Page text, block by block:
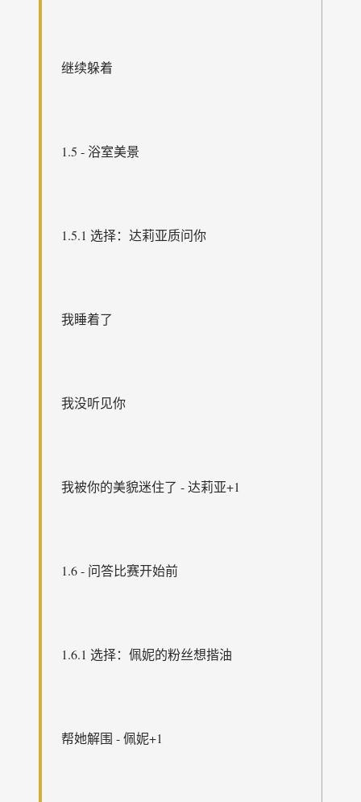
继续躲着
1.5 - 浴室美景
1.5.1 选择：达莉亚质问你
我睡着了
我没听见你
我被你的美貌迷住了 - 达莉亚+1
1.6 - 问答比赛开始前
1.6.1 选择：佩妮的粉丝想揩油
帮她解围 - 佩妮+1